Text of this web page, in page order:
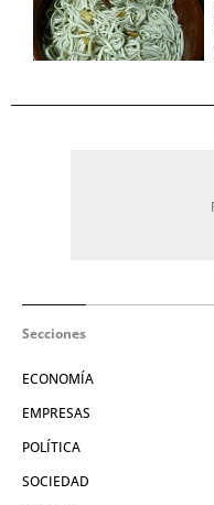
Secciones
ECONOMÍA
EMPRESAS
POLÍTICA
SOCIEDAD